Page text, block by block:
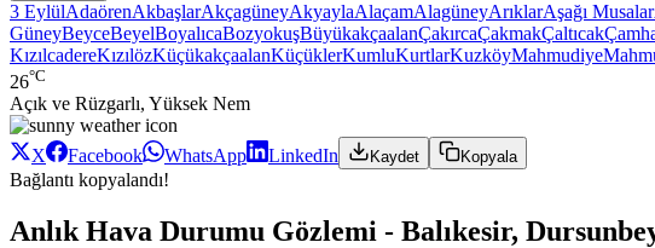
3 EylülAdaörenAkbaşlarAkçagüneyAkyaylaAlaçamAlagüneyArıklarAşağı Musalar
GüneyBeyceBeyelBoyalıcaBozyokuşBüyükakçaalanÇakırcaÇakmakÇaltıcak
KızılcadereKızılözKüçükakçaalanKüçüklerKumluKurtlarKuzköyMahmudiye
26°C
Açık ve Rüzgarlı, Yüksek Nem
X Facebook WhatsApp LinkedIn Kaydet Kopyala
Bağlantı kopyalandı!
Anlık Hava Durumu Gözlemi - Balıkesir,